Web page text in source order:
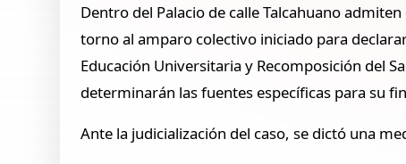
Dentro del Palacio de calle Talcahuano
torno al amparo colectivo iniciado para
Educación Universitaria y Recomposición del
determinarán las fuentes específicas para su
Ante la judicialización del caso, se dictó una